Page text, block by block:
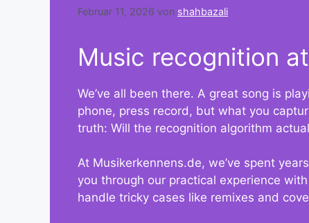
Februar 11, 2026 von shahbazali
Music recognition
We’ve all been there. A great song is
phone, press record, but what you
truth: Will the recognition algorithm
At Musikerkennens.de, we’ve spent
you through our practical experience
handle tricky cases like remixes and